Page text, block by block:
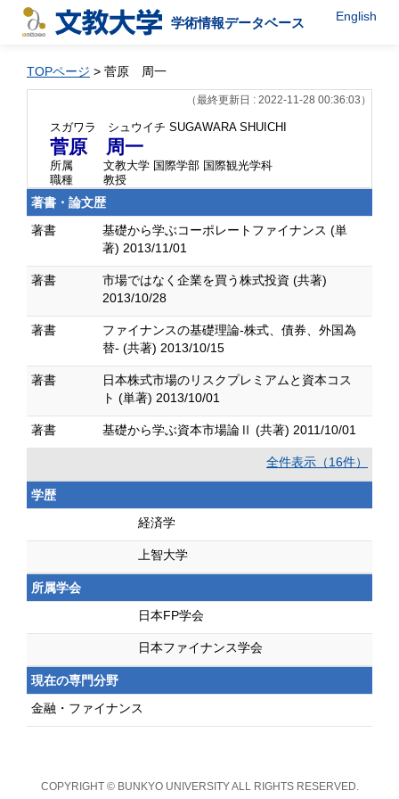
学術情報データベース English
TOPページ > 菅原 周一
（最終更新日 : 2022-11-28 00:36:03）
スガワラ シュウイチ SUGAWARA SHUICHI
菅原 周一
所属
文教大学 国際学部 国際観光学科
職種
教授
著書・論文歴
著書
基礎から学ぶコーポレートファイナンス (単
著) 2013/11/01
著書
市場ではなく企業を買う株式投資 (共著)
2013/10/28
著書
ファイナンスの基礎理論-株式、債券、外国為
替- (共著) 2013/10/15
著書
日本株式市場のリスクプレミアムと資本コス
ト (単著) 2013/10/01
著書 基礎から学ぶ資本市場論Ⅱ (共著) 2011/10/01
全件表示（16件）
学歴
経済学
上智大学
所属学会
日本FP学会
日本ファイナンス学会
現在の専門分野
金融・ファイナンス
COPYRIGHT © BUNKYO UNIVERSITY ALL RIGHTS RESERVED.